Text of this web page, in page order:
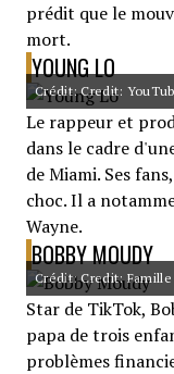
prédit que le
mort.
YOUNG LO
Crédit: Credit:
Le rappeur et
dans le cadre
de Miami. Ses
choc. Il a
Wayne.
BOBBY MOUDY
Crédit: Credit:
Star de TikTok,
papa de trois
problèmes